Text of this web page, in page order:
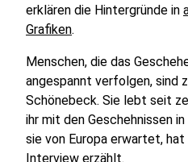
erklären die Hintergründe in
Grafiken.
Menschen, die das
angespannt verfolgen, sind
Schönebeck. Sie lebt seit
ihr mit den Geschehnissen
sie von Europa erwartet, hat
Interview erzählt.